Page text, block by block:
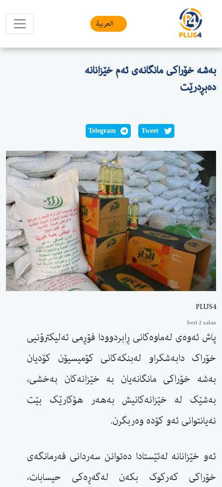
العربیة
بەشە خۆراکی مانگانەی ئەم خێزانانە
دەبڕدرێت
Tweet
Telegram
PLUS4
berî 2 salan
پاش ئەوەی لەماوەکانی ڕابردوودا فۆڕمی ئەلیکترۆنیی
خۆراک دابەشکراو لەبنکەکانی کۆمیسیۆن کۆدیان
بەشە خۆراکی مانگانەیان بە خێزانەکان بەخشی،
بەشێک لە خێزانەکانیش بەهەر هۆکارێک بێت
نەیانتوانی ئەو کۆدە وەربگرن.
ئەو خێزانانە لەئێستادا دەتوانن سەردانی فەرمانگەی
خۆراکی کەرکوک بکەن لەگەڕەکی حیسابات،